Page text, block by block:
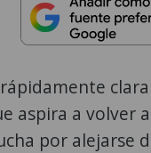
aspira a volver
por alejarse